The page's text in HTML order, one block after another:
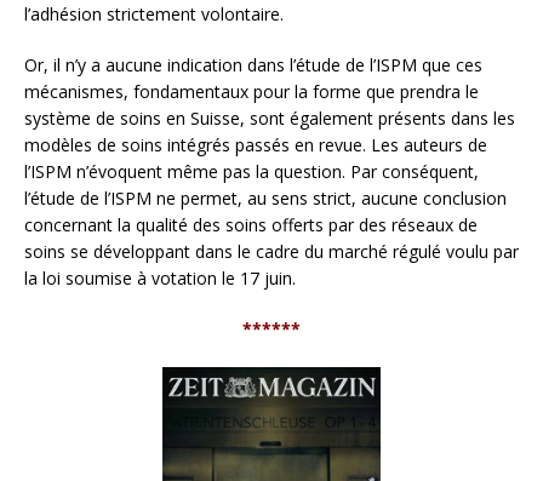
l’adhésion strictement volontaire.
Or, il n’y a aucune indication dans l’étude de l’ISPM que ces
mécanismes, fondamentaux pour la forme que prendra le
système de soins en Suisse, sont également présents dans les
modèles de soins intégrés passés en revue. Les auteurs de
l’ISPM n’évoquent même pas la question. Par conséquent,
l’étude de l’ISPM ne permet, au sens strict, aucune conclusion
concernant la qualité des soins offerts par des réseaux de
soins se développant dans le cadre du marché régulé voulu par
la loi soumise à votation le 17 juin.
******